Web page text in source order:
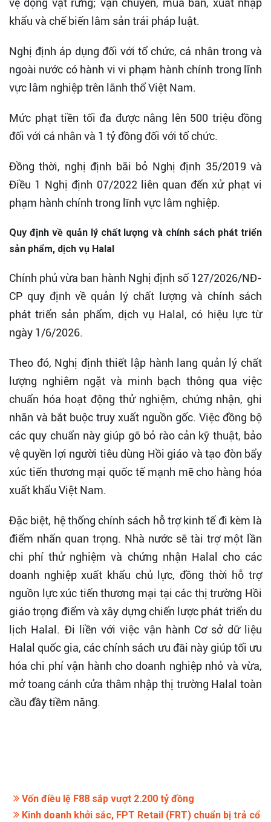
vệ động vật rừng; vận chuyển, mua bán, xuất nhập
khẩu và chế biến lâm sản trái pháp luật.
Nghị định áp dụng đối với tổ chức, cá nhân trong và
ngoài nước có hành vi vi phạm hành chính trong lĩnh
vực lâm nghiệp trên lãnh thổ Việt Nam.
Mức phạt tiền tối đa được nâng lên 500 triệu đồng
đối với cá nhân và 1 tỷ đồng đối với tổ chức.
Đồng thời, nghị định bãi bỏ Nghị định 35/2019 và
Điều 1 Nghị định 07/2022 liên quan đến xử phạt vi
phạm hành chính trong lĩnh vực lâm nghiệp.
Quy định về quản lý chất lượng và chính sách phát triển
sản phẩm, dịch vụ Halal
Chính phủ vừa ban hành Nghị định số 127/2026/NĐ-
CP quy định về quản lý chất lượng và chính sách
phát triển sản phẩm, dịch vụ Halal, có hiệu lực từ
ngày 1/6/2026.
Theo đó, Nghị định thiết lập hành lang quản lý chất
lượng nghiêm ngặt và minh bạch thông qua việc
chuẩn hóa hoạt động thử nghiệm, chứng nhận, ghi
nhãn và bắt buộc truy xuất nguồn gốc. Việc đồng bộ
các quy chuẩn này giúp gỡ bỏ rào cản kỹ thuật, bảo
vệ quyền lợi người tiêu dùng Hồi giáo và tạo đòn bẩy
xúc tiến thương mại quốc tế mạnh mẽ cho hàng hóa
xuất khẩu Việt Nam.
Đặc biệt, hệ thống chính sách hỗ trợ kinh tế đi kèm là
điểm nhấn quan trọng. Nhà nước sẽ tài trợ một lần
chi phí thử nghiệm và chứng nhận Halal cho các
doanh nghiệp xuất khẩu chủ lực, đồng thời hỗ trợ
nguồn lực xúc tiến thương mại tại các thị trường Hồi
giáo trọng điểm và xây dựng chiến lược phát triển du
lịch Halal. Đi liền với việc vận hành Cơ sở dữ liệu
Halal quốc gia, các chính sách ưu đãi này giúp tối ưu
hóa chi phí vận hành cho doanh nghiệp nhỏ và vừa,
mở toang cánh cửa thâm nhập thị trường Halal toàn
cầu đầy tiềm năng.
Vốn điều lệ F88 sắp vượt 2.200 tỷ đồng
Kinh doanh khởi sắc, FPT Retail (FRT) chuẩn bị trả cổ